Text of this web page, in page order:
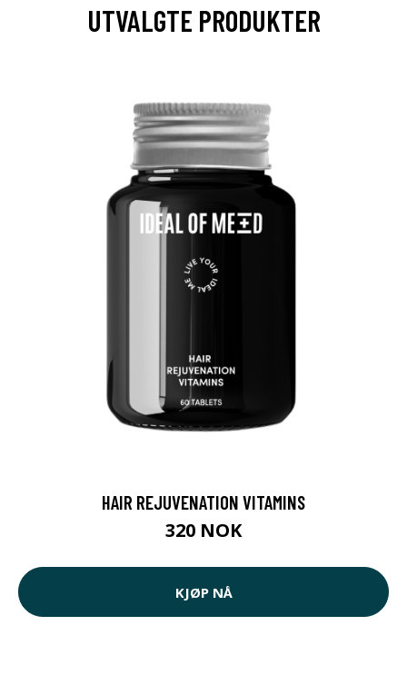
UTVALGTE PRODUKTER
HAIR REJUVENATION VITAMINS
320 NOK
KJØP NÅ